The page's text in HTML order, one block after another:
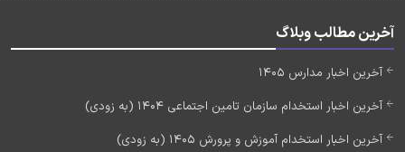
آخرین مطالب وبلاگ
آخرین اخبار مدارس 1405
آخرین اخبار استخدام سازمان تامین اجتماعی 1404 (به زودی)
آخرین اخبار استخدام آموزش و پرورش 1405 (به زودی)